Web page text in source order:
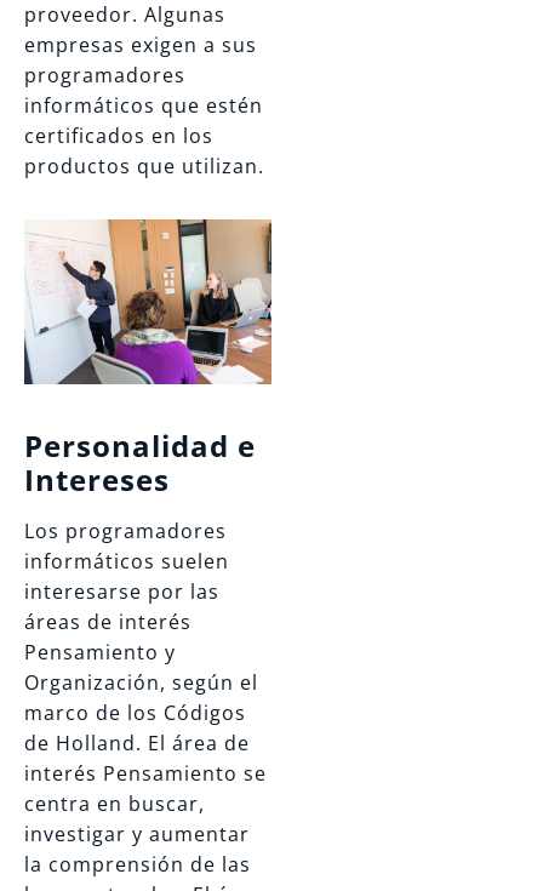
proveedor. Algunas
empresas exigen a sus
programadores
informáticos que estén
certificados en los
productos que utilizan.
Personalidad e
Intereses
Los programadores
informáticos suelen
interesarse por las
áreas de interés
Pensamiento y
Organización, según el
marco de los Códigos
de Holland. El área de
interés Pensamiento se
centra en buscar,
investigar y aumentar
la comprensión de las